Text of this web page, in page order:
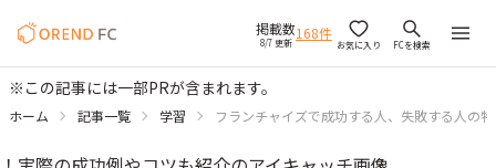
掲載数
8/7 更新 168件
お気に入り FCを検索
※この記事には一部PRが含まれます。
ホーム 記事一覧 学習 フランチャイズで成功する人、失敗する人の